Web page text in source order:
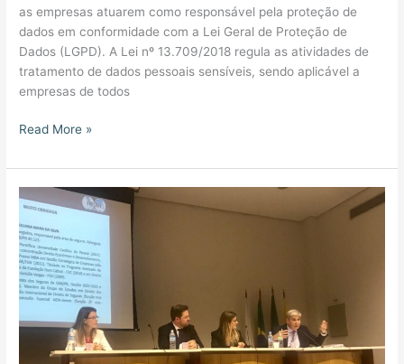
as empresas atuarem como responsável pela proteção de
dados em conformidade com a Lei Geral de Proteção de
Dados (LGPD). A Lei nº 13.709/2018 regula as atividades de
tratamento de dados pessoais sensíveis, sendo aplicável a
empresas de todos
Read More »
PUCRS:
Aula
aberta
sobre
Direito
dos
e
Advocacia